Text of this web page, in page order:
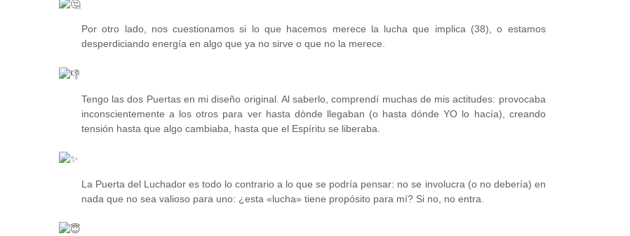
Por otro lado, nos cuestionamos si lo que hacemos merece la lucha que implica (38), o estamos
desperdiciando energía en algo que ya no sirve o que no la merece.
Tengo las dos Puertas en mi diseño original. Al saberlo, comprendí muchas de mis actitudes: provocaba
inconscientemente a los otros para ver hasta dónde llegaban (o hasta dónde YO lo hacía), creando
tensión hasta que algo cambiaba, hasta que el Espíritu se liberaba.
La Puerta del Luchador es todo lo contrario a lo que se podría pensar: no se involucra (o no debería) en
nada que no sea valioso para uno: ¿esta «lucha» tiene propósito para mí? Si no, no entra.